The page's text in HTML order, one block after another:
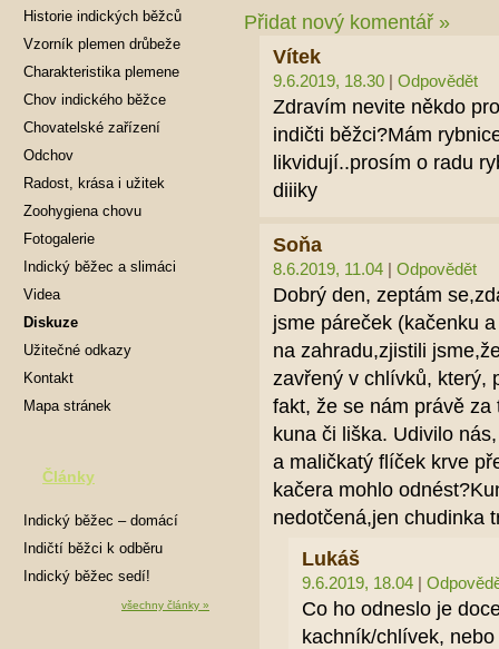
Historie indických běžců
Vzorník plemen drůbeže
Charakteristika plemene
Chov indického běžce
Chovatelské zařízení
Odchov
Radost, krása i užitek
Zoohygiena chovu
Fotogalerie
Indický běžec a slimáci
Videa
Diskuze
Užitečné odkazy
Kontakt
Mapa stránek
Články
Indický běžec – domácí
mazlíček
Indičtí běžci k odběru
Indický běžec sedí!
všechny články »
Přidat nový komentář »
Vítek
9.6.2019, 18.30 Odpovědět
Zdravím nevite někdo
indičti běžci?Mám
likvidují..prosím o radu
diiiky
Soňa
8.6.2019, 11.04 Odpovědět
Dobrý den, zeptám
jsme páreček (kačenku
na zahradu,zjistili
zavřený v chlívků, který,
fakt, že se nám právě
kuna či liška. Udivilo
a maličkatý flíček krve
kačera mohlo
nedotčená,jen chudinka
Lukáš
9.6.2019, 18.04
Co ho odneslo je
kachník/chlívek,